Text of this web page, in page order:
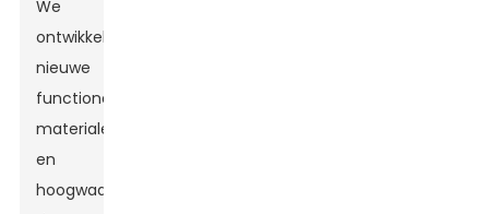
We
ontwikkelen
nieuwe
functionele
materialen
en
hoogwaardige